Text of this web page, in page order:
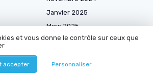
Janvier 2025
Mars 2025
Mai 2025
Septembre 2025
et vous donne le contrôle sur ceux que
accepter Personnaliser